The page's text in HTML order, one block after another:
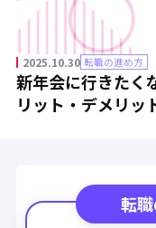
2025.10.30 転職の進め方
新年会に行きたく
リット・デメリッ
転